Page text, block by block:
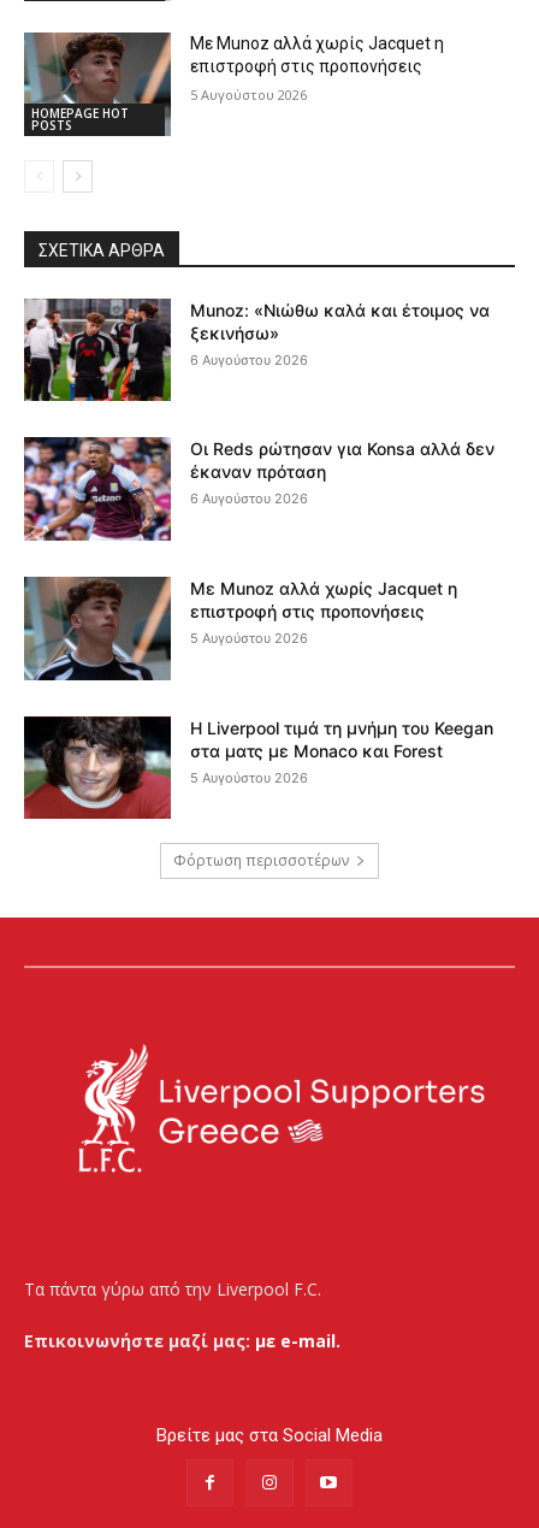
HOMEPAGE HOT
POSTS
Με Munoz αλλά χωρίς Jacquet η
επιστροφή στις προπονήσεις
5 Αυγούστου 2026
ΣΧΕΤΙΚΆ ΆΡΘΡΑ
Munoz: «Νιώθω καλά και έτοιμος να
ξεκινήσω»
6 Αυγούστου 2026
Οι Reds ρώτησαν για Konsa αλλά δεν
έκαναν πρόταση
6 Αυγούστου 2026
Με Munoz αλλά χωρίς Jacquet η
επιστροφή στις προπονήσεις
5 Αυγούστου 2026
Η Liverpool τιμά τη μνήμη του Keegan
στα ματς με Monaco και Forest
5 Αυγούστου 2026
Φόρτωση περισσοτέρων
Τα πάντα γύρω από την Liverpool F.C.
Επικοινωνήστε μαζί μας: με e-mail.
Βρείτε μας στα Social Media